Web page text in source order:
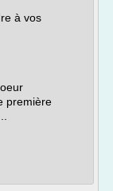
à vos
première